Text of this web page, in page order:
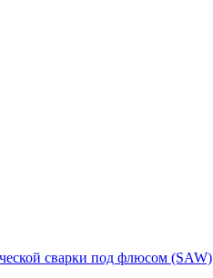
сварки под флюсом (SAW)